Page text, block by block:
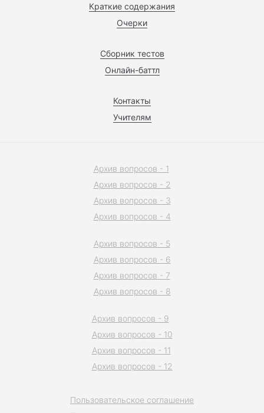
Краткие содержания
Очерки
Сборник тестов
Онлайн-баттл
Контакты
Учителям
Пользовательское соглашение
Архив вопросов - 1
Архив вопросов - 2
Архив вопросов - 3
Архив вопросов - 4
Архив вопросов - 5
Архив вопросов - 6
Архив вопросов - 7
Архив вопросов - 8
Архив вопросов - 9
Архив вопросов - 10
Архив вопросов - 11
Архив вопросов - 12